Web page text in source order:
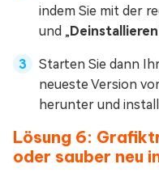
indem Sie mit der
und „ Deinstallieren
Starten Sie dann
neueste Version
herunter und
Lösung 6:
oder sauber neu